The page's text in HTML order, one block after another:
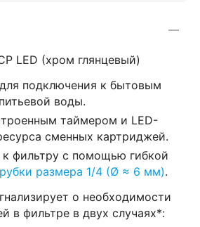
LED (хром глянцевый)
подключения к бытовым
воды.
таймером и LED-
сменных картриджей.
фильтру с помощью гибкой
размера 1/4 (Ø ≈ 6 мм).
о необходимости
в фильтре в двух случаях*: